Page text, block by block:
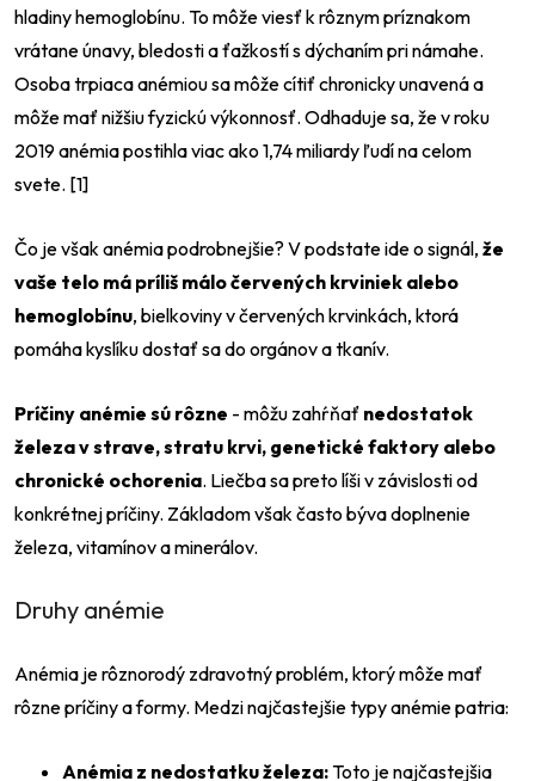
hladiny hemoglobínu. To môže viesť k rôznym príznakom
vrátane únavy, bledosti a ťažkostí s dýchaním pri námahe.
Osoba trpiaca anémiou sa môže cítiť chronicky unavená a
môže mať nižšiu fyzickú výkonnosť. Odhaduje sa, že v roku
2019 anémia postihla viac ako 1,74 miliardy ľudí na celom
svete. [1]
Čo je však anémia podrobnejšie? V podstate ide o signál, že
vaše telo má príliš málo červených krviniek alebo
hemoglobínu, bielkoviny v červených krvinkách, ktorá
pomáha kyslíku dostať sa do orgánov a tkanív.
Príčiny anémie sú rôzne - môžu zahŕňať nedostatok
železa v strave, stratu krvi, genetické faktory alebo
chronické ochorenia. Liečba sa preto líši v závislosti od
konkrétnej príčiny. Základom však často býva doplnenie
železa, vitamínov a minerálov.
Druhy anémie
Anémia je rôznorodý zdravotný problém, ktorý môže mať
rôzne príčiny a formy. Medzi najčastejšie typy anémie patria:
Anémia z nedostatku železa:Toto je najčastejšia